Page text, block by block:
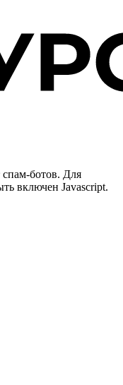
ботов. Для
включен Javascript.